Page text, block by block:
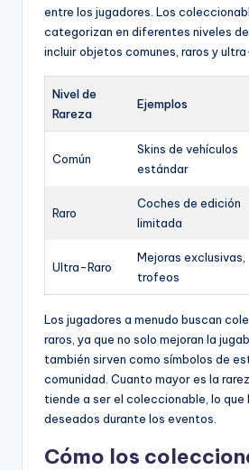
entre los jugadores. Los
categorizan en diferentes niveles
incluir objetos comunes, raros y
Nivel de
Rareza
Ejemplos
Común
Skins de vehículos
estándar
Raro
Coches de edición
limitada
Ultra-Raro
Mejoras exclusivas,
trofeos
Los jugadores a menudo buscan
raros, ya que no solo mejoran la
también sirven como símbolos de
comunidad. Cuanto mayor es la
tiende a ser el coleccionable, lo que
deseados durante los eventos.
Cómo los